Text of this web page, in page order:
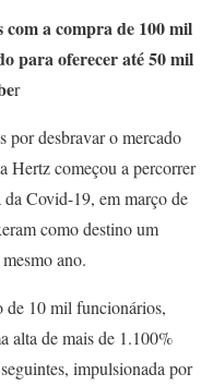
a compra de 100 mil
para oferecer até 50 mil
r
por desbravar o mercado
Hertz começou a percorrer
Covid-19, em março de
como destino um
ano.
de 10 mil funcionários,
alta de mais de 1.100%
impulsionada por